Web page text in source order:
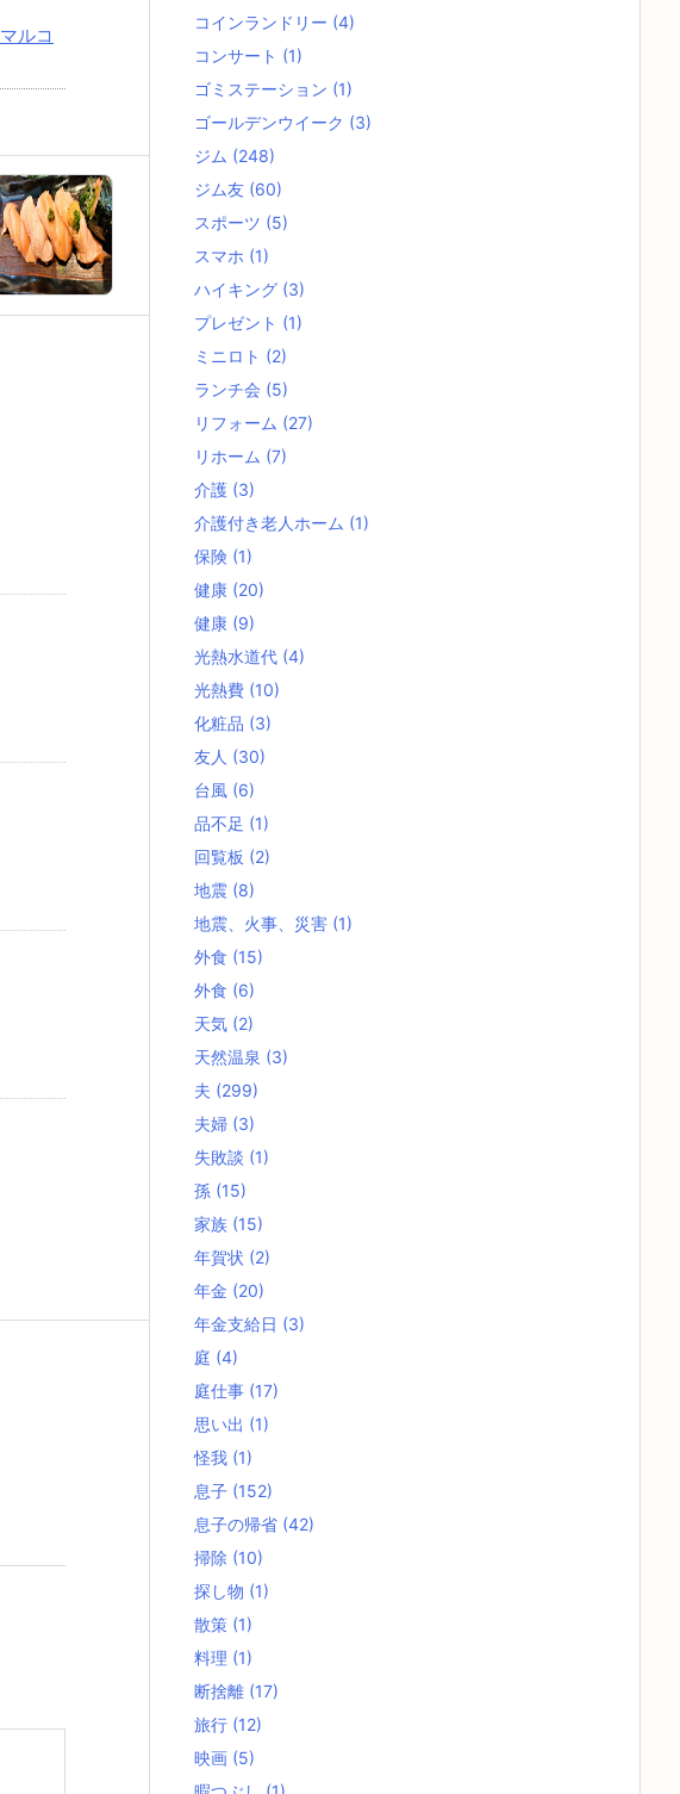
マルコ
コインランドリー (4)
コンサート (1)
ゴミステーション (1)
ゴールデンウイーク (3)
ジム (248)
ジム友 (60)
スポーツ (5)
スマホ (1)
ハイキング (3)
プレゼント (1)
ミニロト (2)
ランチ会 (5)
リフォーム (27)
リホーム (7)
介護 (3)
介護付き老人ホーム (1)
保険 (1)
健康 (20)
健康 (9)
光熱水道代 (4)
光熱費 (10)
化粧品 (3)
友人 (30)
台風 (6)
品不足 (1)
回覧板 (2)
地震 (8)
地震、火事、災害 (1)
外食 (15)
外食 (6)
天気 (2)
天然温泉 (3)
夫 (299)
夫婦 (3)
失敗談 (1)
孫 (15)
家族 (15)
年賀状 (2)
年金 (20)
年金支給日 (3)
庭 (4)
庭仕事 (17)
思い出 (1)
怪我 (1)
息子 (152)
息子の帰省 (42)
掃除 (10)
探し物 (1)
散策 (1)
料理 (1)
断捨離 (17)
旅行 (12)
映画 (5)